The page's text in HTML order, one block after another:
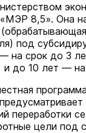
8,5». Она
под
на срок до 3
до 10 лет —
переработки
цели под
На огороды
стали часто